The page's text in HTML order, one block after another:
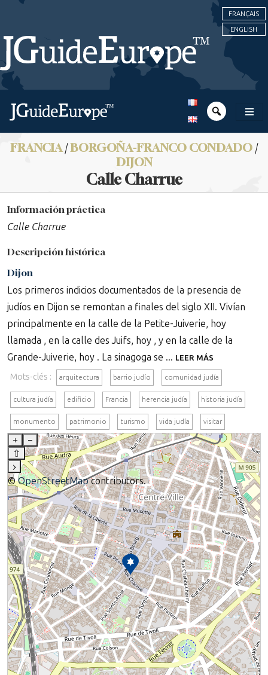
FRANÇAIS
ENGLISH
FRANCIA/BORGOÑA-FRANCO CONDADO /
DIJON
Calle Charrue
Información práctica
Calle Charrue
Descripción histórica
Dijon
Los primeros indicios documentados de la presencia de
judíos en Dijon se remontan a finales del siglo XII. Vivían
principalmente en la calle de la Petite-Juiverie, hoy
llamada , en la calle des Juifs, hoy , y en la calle de la
Grande-Juiverie, hoy . La sinagoga se ... LEER MÁS
Mots-clés : arquitectura barrio judío comunidad judía
cultura judía edificio Francia herencia judía historia judía
monumento patrimonio turismo vida judía visitar
+
–
⇧
›
©OpenStreetMapcontributors.